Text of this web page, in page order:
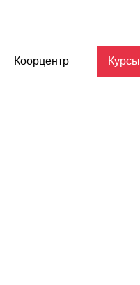
Коорцентр Курсы